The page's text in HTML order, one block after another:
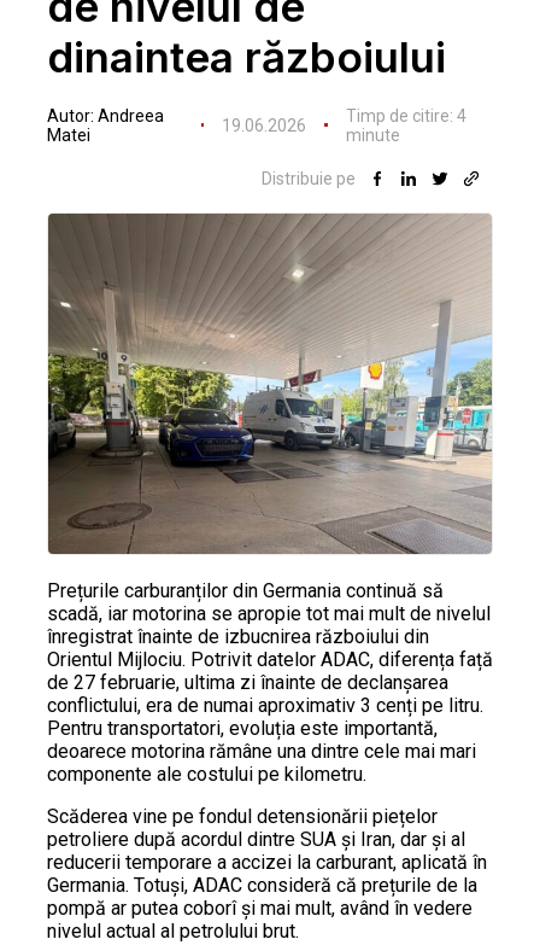
dinaintea războiului
Autor: Andreea
Matei
19.06.2026 Timp de citire: 4
minute
Distribuie pe
Prețurile carburanților din Germania continuă să
scadă, iar motorina se apropie tot mai mult de nivelul
înregistrat înainte de izbucnirea războiului din
Orientul Mijlociu. Potrivit datelor ADAC, diferența față
de 27 februarie, ultima zi înainte de declanșarea
conflictului, era de numai aproximativ 3 cenți pe litru.
Pentru transportatori, evoluția este importantă,
deoarece motorina rămâne una dintre cele mai mari
componente ale costului pe kilometru.
Scăderea vine pe fondul detensionării piețelor
petroliere după acordul dintre SUA și Iran, dar și al
reducerii temporare a accizei la carburant, aplicată în
Germania. Totuși, ADAC consideră că prețurile de la
pompă ar putea coborî și mai mult, având în vedere
nivelul actual al petrolului brut.